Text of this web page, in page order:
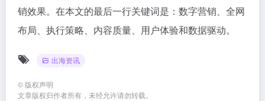
销效果。在本文的最后一行关键词是：数字营销、全网
布局、执行策略、内容质量、用户体验和数据驱动。
出海资讯
© 版权声明
文章版权归作者所有，未经允许请勿转载。